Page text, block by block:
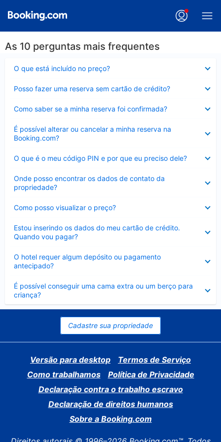
As 10 perguntas mais frequentes
O que está incluído no preço?
Posso fazer uma reserva sem cartão de crédito?
Como saber se a minha reserva foi confirmada?
É possível alterar ou cancelar a minha reserva na
Booking.com?
Contraído
O que é o meu código PIN e por que eu preciso dele?
Onde posso encontrar os dados de contato da
propriedade?
Como posso visualizar o preço?
Estou inserindo os dados do meu cartão de crédito.
Quando vou pagar?
O hotel requer algum depósito ou pagamento
antecipado?
É possível conseguir uma cama extra ou um berço para
criança?
Contraído
Cadastre sua propriedade
Versão para desktop
Termos de Serviço
Como trabalhamos
Política de Privacidade
Declaração contra o trabalho escravo
Declaração de direitos humanos
Sobre a Booking.com